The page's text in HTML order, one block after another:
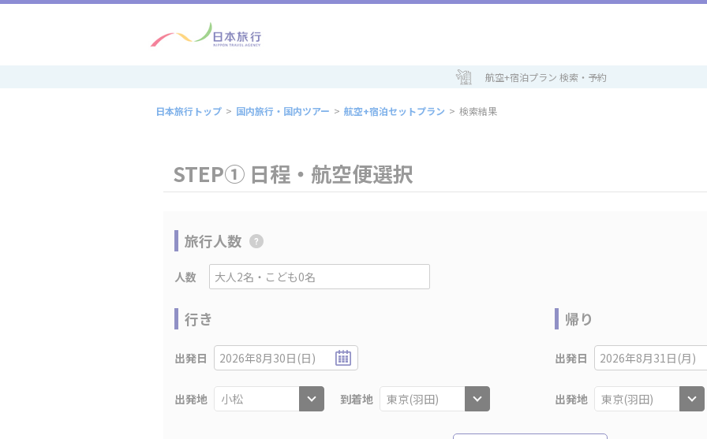
航空+宿泊プラン 検索・予約
日本旅行トップ > 国内旅行・国内ツアー > 航空+宿泊セットプラン > 検索結果
STEP① 日程・航空便選択
旅行人数
人数
行き
出発日 2026年8月30日(日)
出発地 到着地
帰り
出発日 2026年8月31日(月)
出発地